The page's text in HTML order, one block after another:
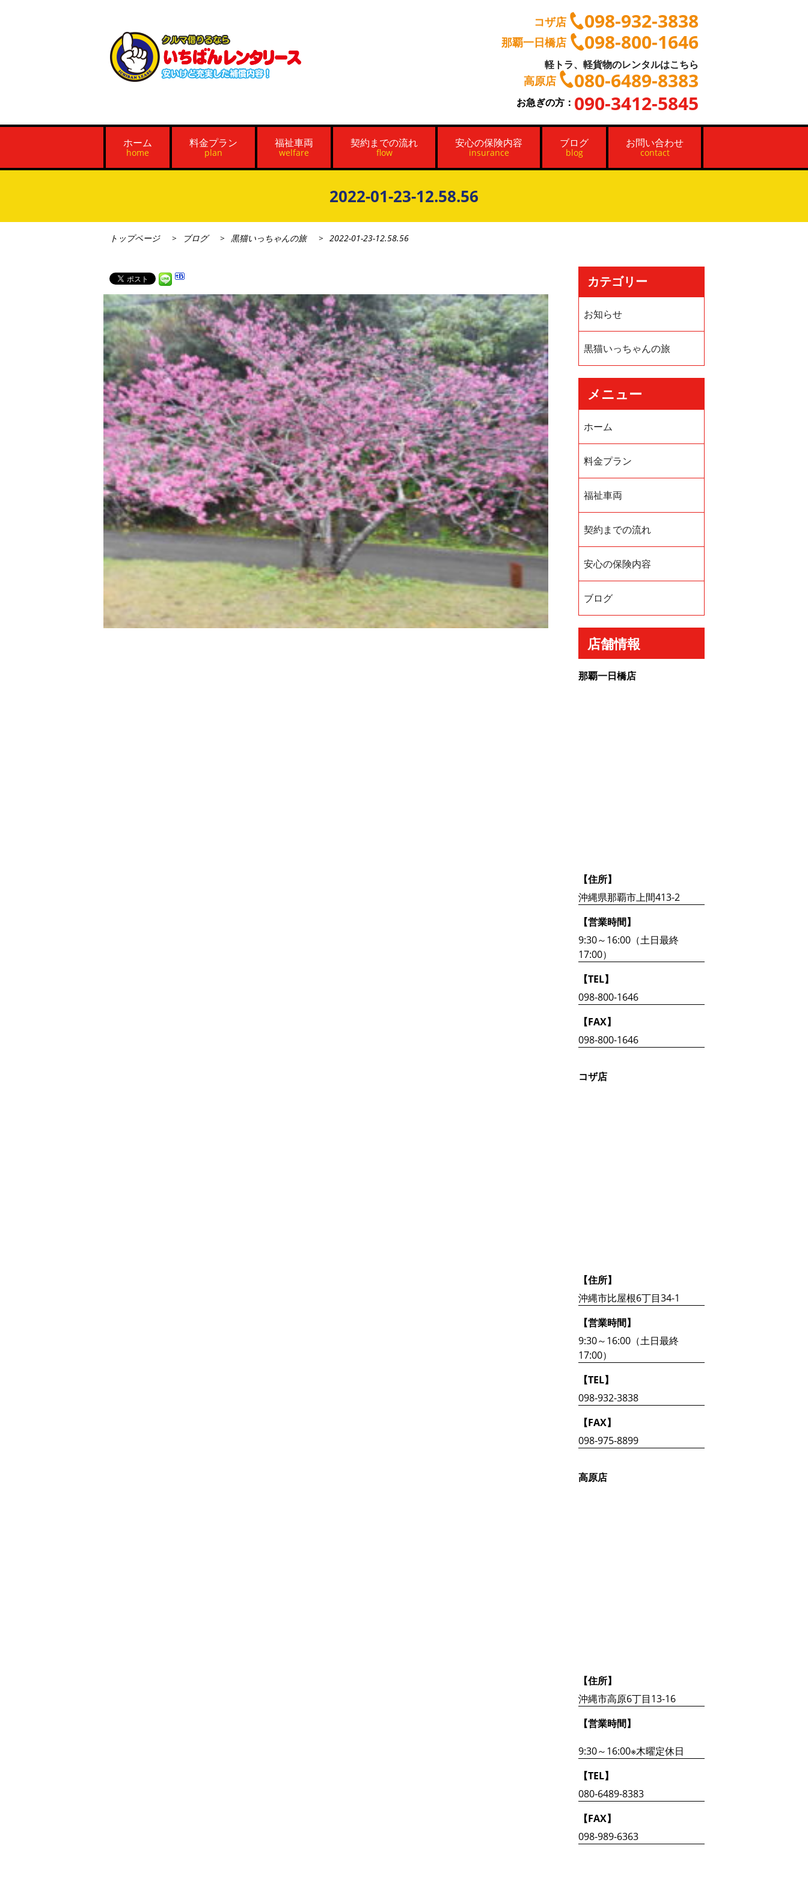
コザ店 098-932-3838
那覇一日橋店 098-800-1646
軽トラ、軽貨物のレンタルはこちら
高原店 080-6489-8383
お急ぎの方： 090-3412-5845
ホーム
home
料金プラン
plan
福祉車両
welfare
契約までの流れ
flow
安心の保険内容
insurance
ブログ
blog
お問い合わせ
contact
2022-01-23-12.58.56
トップページ ブログ 黒猫いっちゃんの旅 2022-01-23-12.58.56
カテゴリー
お知らせ
黒猫いっちゃんの旅
メニュー
ホーム
料金プラン
福祉車両
契約までの流れ
安心の保険内容
ブログ
店舗情報
那覇一日橋店
【住所】
沖縄県那覇市上間413-2
【営業時間】
9:30～16:00（土日最終
17:00）
【TEL】
098-800-1646
【FAX】
098-800-1646
コザ店
【住所】
沖縄市比屋根6丁目34-1
【営業時間】
9:30～16:00（土日最終
17:00）
【TEL】
098-932-3838
【FAX】
098-975-8899
高原店
【住所】
沖縄市高原6丁目13-16
【営業時間】
9:30～16:00※木曜定休日
【TEL】
080-6489-8383
【FAX】
098-989-6363